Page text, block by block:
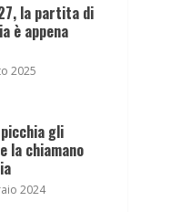
la partita di
è appena
2025
gli
la chiamano
2024